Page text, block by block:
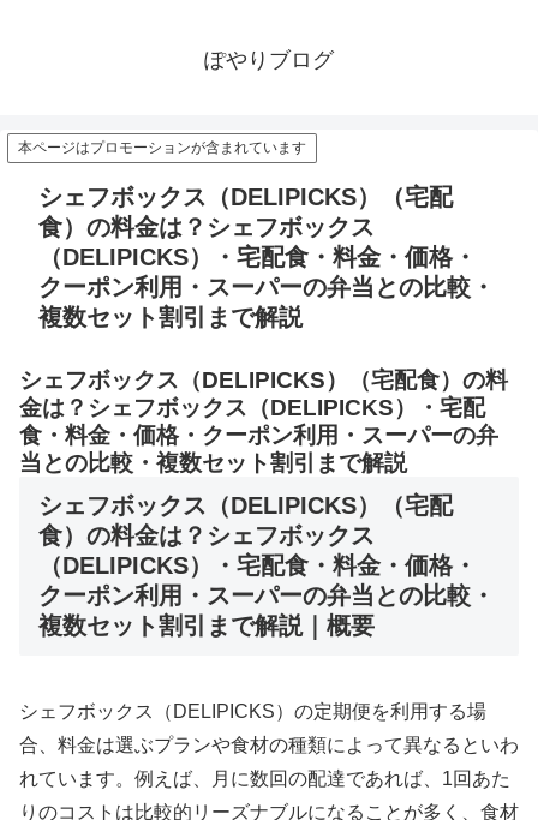
ぽやりブログ
本ページはプロモーションが含まれています
シェフボックス（DELIPICKS）（宅配
食）の料金は？シェフボックス
（DELIPICKS）・宅配食・料金・価格・
クーポン利用・スーパーの弁当との比較・
複数セット割引まで解説
シェフボックス（DELIPICKS）（宅配食）の料
金は？シェフボックス（DELIPICKS）・宅配
食・料金・価格・クーポン利用・スーパーの弁
当との比較・複数セット割引まで解説
シェフボックス（DELIPICKS）（宅配
食）の料金は？シェフボックス
（DELIPICKS）・宅配食・料金・価格・
クーポン利用・スーパーの弁当との比較・
複数セット割引まで解説｜概要
シェフボックス（DELIPICKS）の定期便を利用する場
合、料金は選ぶプランや食材の種類によって異なるといわ
れています。例えば、月に数回の配達であれば、1回あた
りのコストは比較的リーズナブルになることが多く、食材